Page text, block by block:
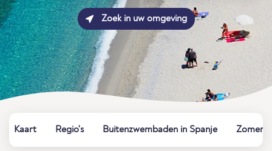
Zoek in uw omgeving
Kaart Regio's Buitenzwembaden in Spanje